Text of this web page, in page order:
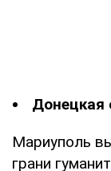
Донецкая
Мариуполь
грани